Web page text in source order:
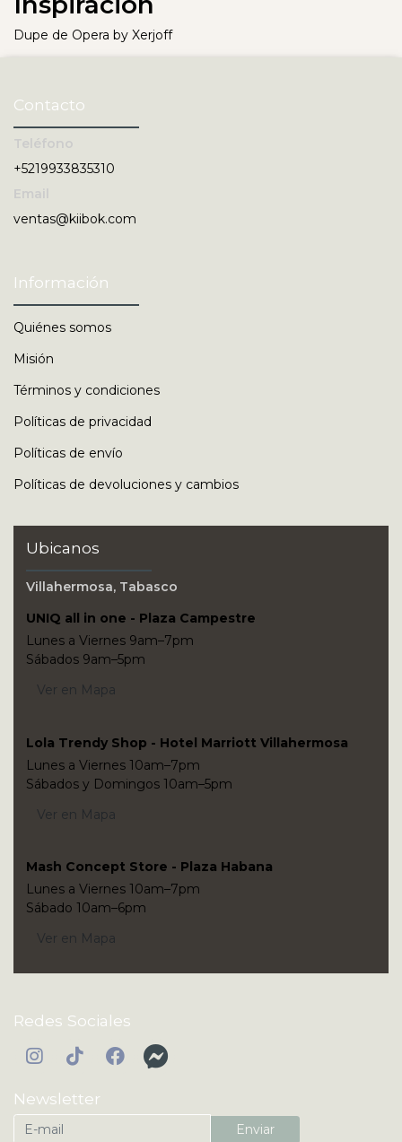
Dupe de Opera by Xerjoff
Contacto
+5219933835310
ventas@kiibok.com
Información
Quiénes somos
Misión
Términos y condiciones
Políticas de privacidad
Políticas de envío
Políticas de devoluciones y cambios
Ubicanos
Villahermosa, Tabasco
UNIQ all in one - Plaza Campestre
Lunes a Viernes 9am–7pm
Sábados 9am–5pm
Ver en Mapa
Lola Trendy Shop - Hotel Marriott Villahermosa
Lunes a Viernes 10am–7pm
Sábados y Domingos 10am–5pm
Ver en Mapa
Mash Concept Store - Plaza Habana
Lunes a Viernes 10am–7pm
Sábado 10am–6pm
Ver en Mapa
Redes Sociales
Newsletter
Enviar